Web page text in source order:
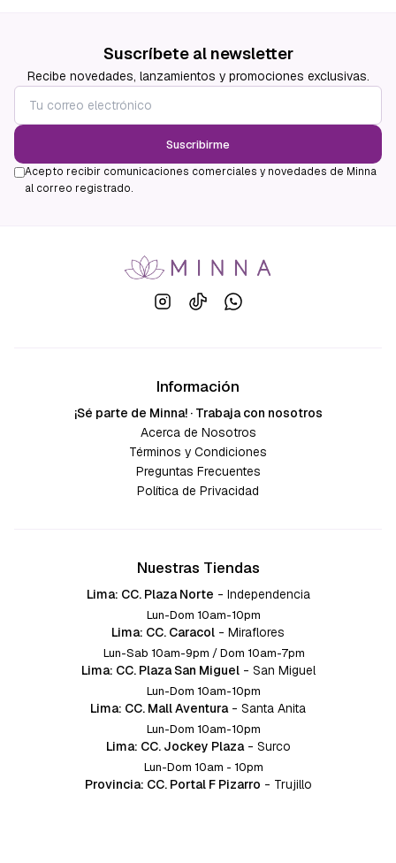
Suscríbete al newsletter
Recibe novedades, lanzamientos y promociones exclusivas.
Suscribirme
Acepto recibir comunicaciones comerciales y novedades de Minna
al correo registrado.
Información
¡Sé parte de Minna! · Trabaja con nosotros
Acerca de Nosotros
Términos y Condiciones
Preguntas Frecuentes
Política de Privacidad
Nuestras Tiendas
Lima: CC. Plaza Norte - Independencia
Lun-Dom 10am-10pm
Lima: CC. Caracol - Miraflores
Lun-Sab 10am-9pm / Dom 10am-7pm
Lima: CC. Plaza San Miguel - San Miguel
Lun-Dom 10am-10pm
Lima: CC. Mall Aventura - Santa Anita
Lun-Dom 10am-10pm
Lima: CC. Jockey Plaza - Surco
Lun-Dom 10am - 10pm
Provincia: CC. Portal F Pizarro - Trujillo